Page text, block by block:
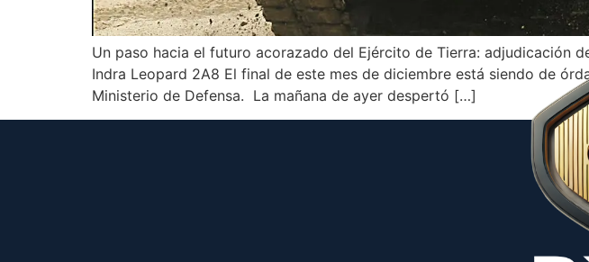
Un paso hacia el futuro acorazado del Ejército de Tierra: adjudicación
Indra Leopard 2A8 El final de este mes de diciembre está siendo de
Ministerio de Defensa. La mañana de ayer despertó […]